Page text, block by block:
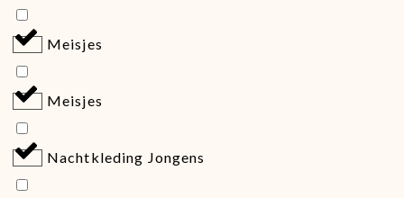
Meisjes
Meisjes
Nachtkleding Jongens